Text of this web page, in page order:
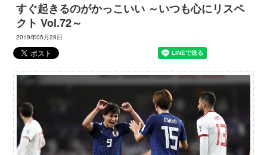
すぐ起きるのがかっこいい ～いつも心にリスペ
クト Vol.72～
2019年05月28日